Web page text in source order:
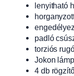
lenyitható
padló
torziós
Jokon
4 db